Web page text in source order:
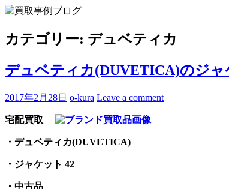
Skip
content
カテゴリー: デュベティカ
デュベティカ(DUVETICA)のジ
2017年2月28日 o-kura Leave a comment
宅配買取
・デュベティカ(DUVETICA)
・ジャケット 42
・中古品